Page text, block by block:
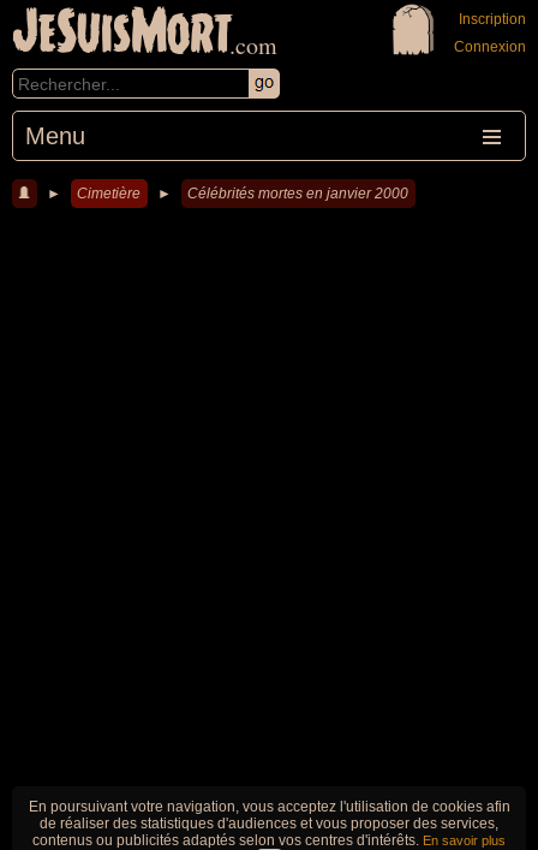
JeSuisMort.com
Menu
Inscription
Connexion
► Cimetière ► Célébrités mortes en janvier 2000
En poursuivant votre navigation, vous acceptez l'utilisation de cookies afin
de réaliser des statistiques d'audiences et vous proposer des services,
contenus ou publicités adaptés selon vos centres d'intérêts. En savoir plus